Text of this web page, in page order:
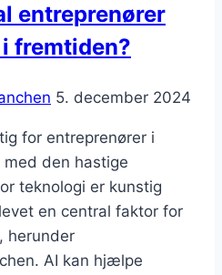
entreprenører
fremtiden?
5. december 2024
for entreprenører i
den hastige
teknologi er kunstig
en central faktor for
herunder
AI kan hjælpe